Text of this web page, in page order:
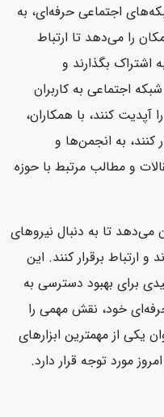
اجتماعی حرفه‌ای، به
را می‌دهد تا ارتباط
اشتراک بگذارند و
اجتماعی به کاربران
کنند، با همکاران،
به انجمن‌ها و
و مطالب مرتبط با حوزه
تا به دنبال نیروهای
ارتباط برقرار کنند. این
برای بهبود دسترسی به
خود، نقش مهمی را
یکی از مهمترین ابزارهای
مورد توجه قرار دارد.